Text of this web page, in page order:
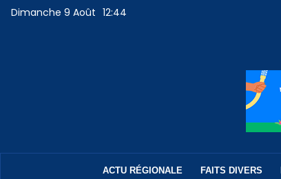
Dimanche 9 Août 12:44
ACTU RÉGIONALE FAITS DIVERS